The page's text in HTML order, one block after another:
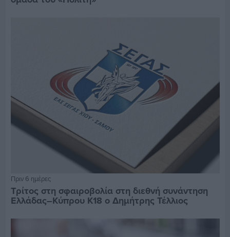
Πριν 6 ημέρες
Τρίτος στη σφαιροβολία στη διεθνή συνάντηση
Ελλάδας–Κύπρου Κ18 ο Δημήτρης Τέλλιος